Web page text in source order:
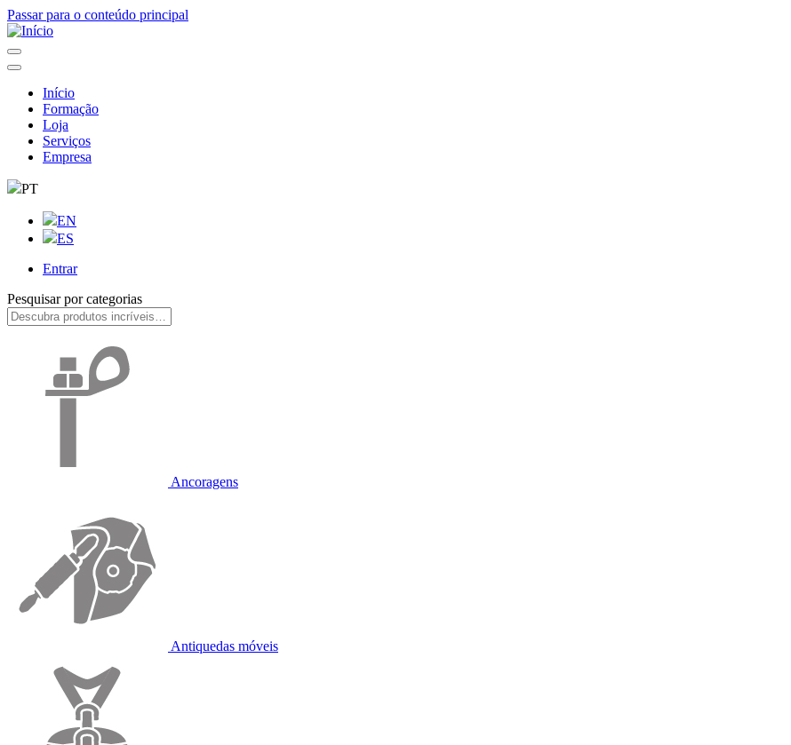
Passar para o conteúdo principal
Navegação
principal
Início
Formação
Loja
Serviços
Empresa
PT
EN
ES
account
menu
Entrar
Pesquisar por categorias
Ancoragens
Antiquedas móveis